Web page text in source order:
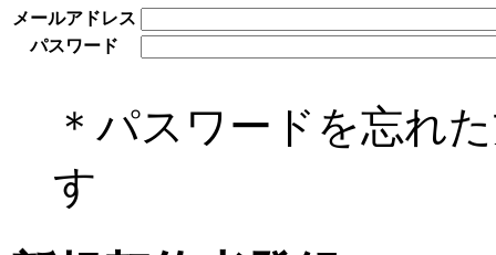
メールアドレス
パスワード
＊パスワードを忘れ
す